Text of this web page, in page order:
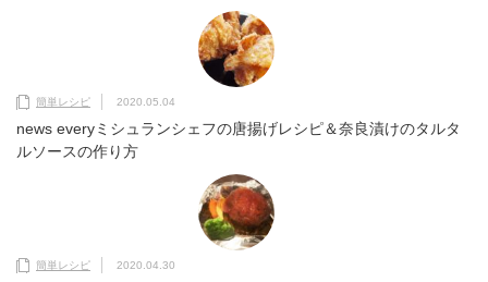
簡単レシピ 2020.05.04
news everyミシュランシェフの唐揚げレシピ＆奈良漬けのタルタ
ルソースの作り方
簡単レシピ 2020.04.30